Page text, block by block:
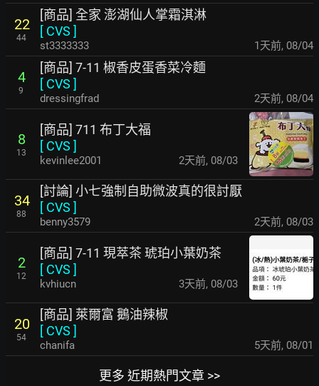
22
44
[商品] 全家 澎湖仙人掌霜淇淋
[ CVS ]
st3333333 1天前, 08/04
4
9
[商品] 7-11 椒香皮蛋香菜冷麵
[ CVS ]
dressingfrad 2天前, 08/04
8
13
[商品] 711 布丁大福
[ CVS ]
kevinlee2001 2天前, 08/03
34
88
[討論] 小七強制自助微波真的很討厭
[ CVS ]
benny3579 2天前, 08/03
2
12
[商品] 7-11 現萃茶 琥珀小葉奶茶
[ CVS ]
kvhiucn 3天前, 08/03
20
54
[商品] 萊爾富 鵝油辣椒
[ CVS ]
chanifa 5天前, 08/01
更多 近期熱門文章 >>